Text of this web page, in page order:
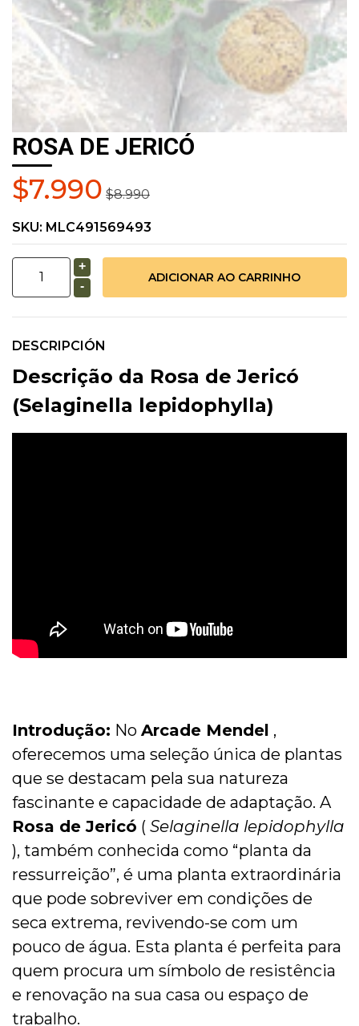
ROSA DE JERICÓ
$7.990 $8.990
SKU: MLC491569493
+
-
DESCRIPCIÓN
Descrição da Rosa de Jericó
(Selaginella lepidophylla)
Introdução: No Arcade Mendel ,
oferecemos uma seleção única de plantas
que se destacam pela sua natureza
fascinante e capacidade de adaptação. A
Rosa de Jericó ( Selaginella lepidophylla
), também conhecida como “planta da
ressurreição”, é uma planta extraordinária
que pode sobreviver em condições de
seca extrema, revivendo-se com um
pouco de água. Esta planta é perfeita para
quem procura um símbolo de resistência
e renovação na sua casa ou espaço de
trabalho.